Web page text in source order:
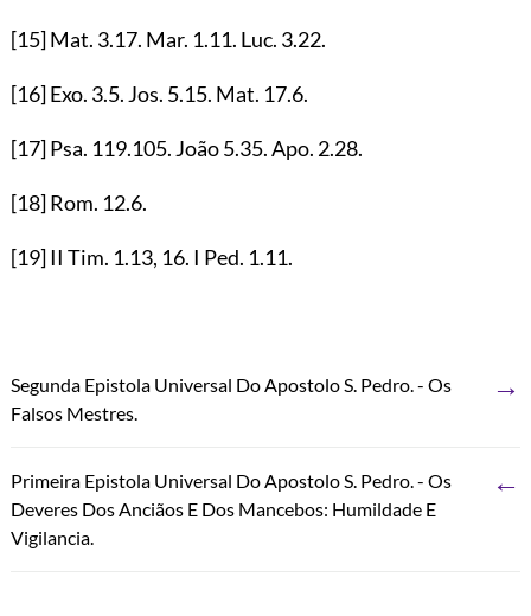
[15]Mat. 3.17. Mar. 1.11. Luc. 3.22.
[16]Exo. 3.5. Jos. 5.15. Mat. 17.6.
[17]Psa. 119.105. João5.35. Apo. 2.28.
[18]Rom. 12.6.
[19]II Tim. 1.13, 16. I Ped. 1.11.
Segunda Epistola Universal Do Apostolo S. Pedro. - Os
Falsos Mestres.
→
Primeira Epistola Universal Do Apostolo S. Pedro. - Os
Deveres Dos Anciãos E Dos Mancebos: Humildade E
Vigilancia.
←